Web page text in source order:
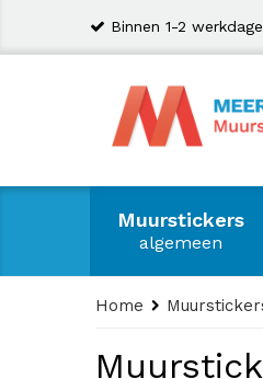
Binnen 1-2
Muurstickers
algemeen
Home